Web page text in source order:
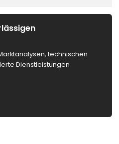
technischen
Dienstleistungen